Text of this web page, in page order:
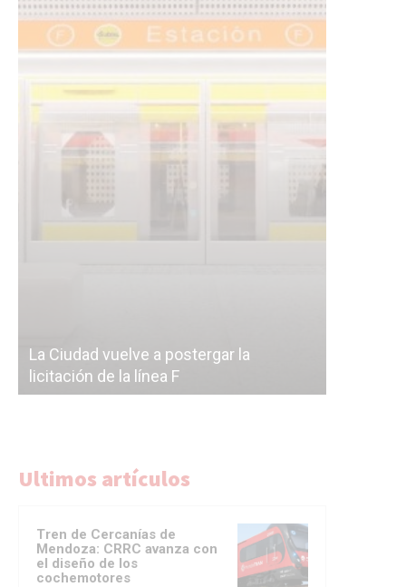
La Ciudad vuelve a postergar la
licitación de la línea F
Ultimos artículos
Tren de Cercanías de
Mendoza: CRRC avanza con
el diseño de los
cochemotores